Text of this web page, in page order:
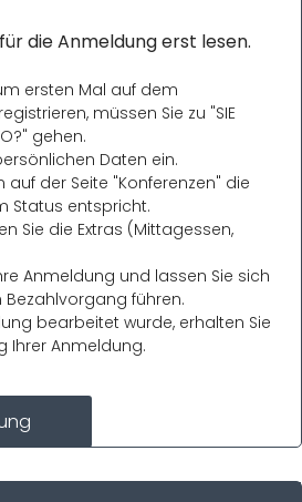
die Anmeldung erst lesen.
ersten Mal auf dem
müssen Sie zu "SIE
gehen.
Daten ein.
auf der Seite "Konferenzen" die
Status entspricht.
Sie die Extras (Mittagessen,
Anmeldung und lassen Sie sich
führen.
bearbeitet wurde, erhalten Sie
Ihrer Anmeldung.